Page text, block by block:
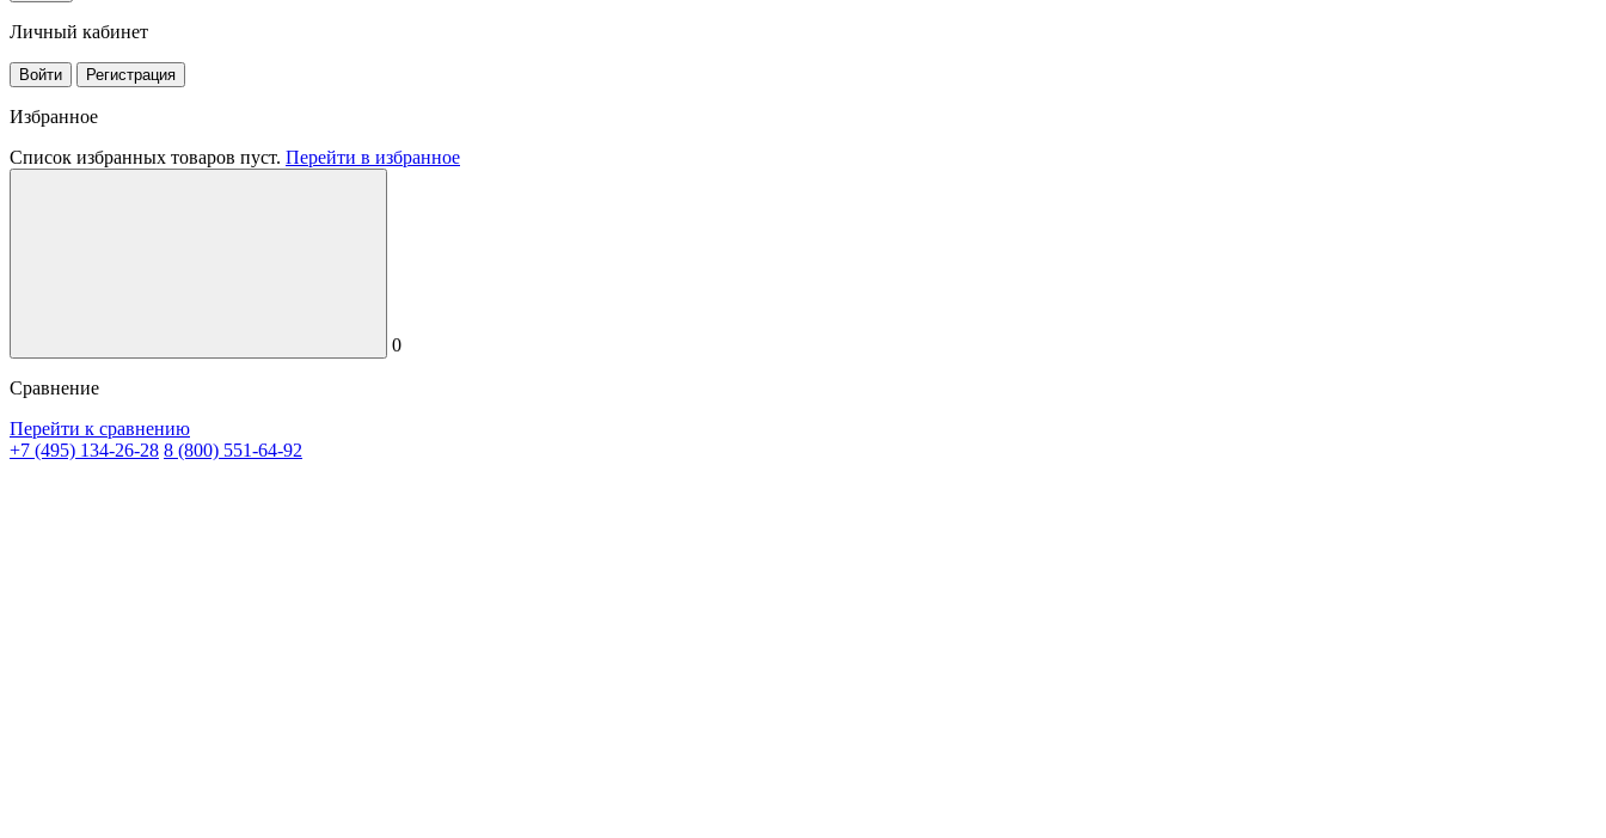
Личный кабинет
Войти Регистрация
Избранное
Список избранных товаров пуст. Перейти в избранное
0
Сравнение
Перейти к сравнению
+7 (495) 134-26-28 8 (800) 551-64-92